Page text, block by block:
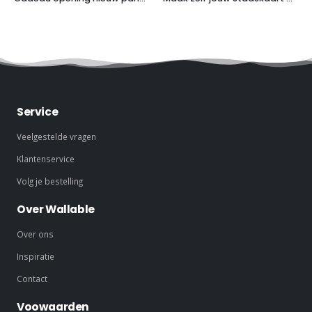
Service
Veelgestelde vragen
Klantenservice
Volg je bestelling
Over Wallable
Over ons
Inspiratie
Contact
Voowaarden